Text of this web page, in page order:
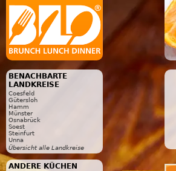
BENACHBARTE
LANDKREISE
Coesfeld
Gütersloh
Hamm
Münster
Osnabrück
Soest
Steinfurt
Unna
Übersicht alle Landkreise
ANDERE KÜCHEN